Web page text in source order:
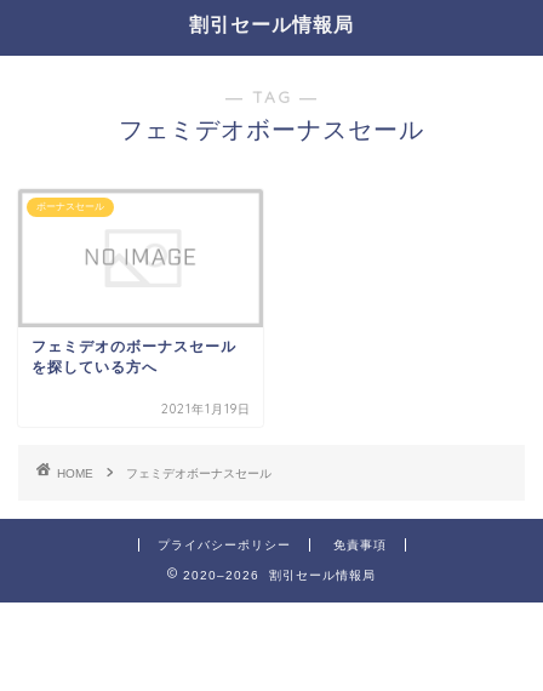
割引セール情報局
― TAG ―
フェミデオボーナスセール
ボーナスセール
フェミデオのボーナスセール
を探している方へ
2021年1月19日
HOME フェミデオボーナスセール
プライバシーポリシー 免責事項
2020–2026 割引セール情報局